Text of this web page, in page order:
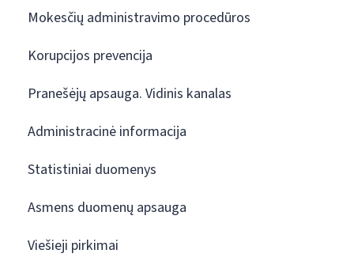
Mokesčių administravimo procedūros
Korupcijos prevencija
Pranešėjų apsauga. Vidinis kanalas
Administracinė informacija
Statistiniai duomenys
Asmens duomenų apsauga
Viešieji pirkimai